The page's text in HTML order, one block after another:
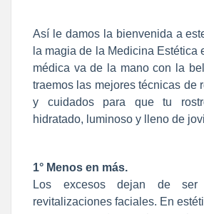
Así le damos la bienvenida a
la magia de la Medicina Estética
médica va de la mano con la
traemos las mejores técnicas de
y cuidados para que tu
hidratado, luminoso y lleno de
1° Menos en más.
Los excesos dejan de
revitalizaciones faciales. En